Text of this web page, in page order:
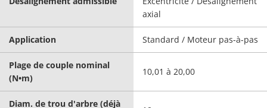
axial
Application Standard / Moteur pas-à-pas
Plage de couple nominal
(N•m)
10,01 à 20,00
Diam. de trou d'arbre (déjà